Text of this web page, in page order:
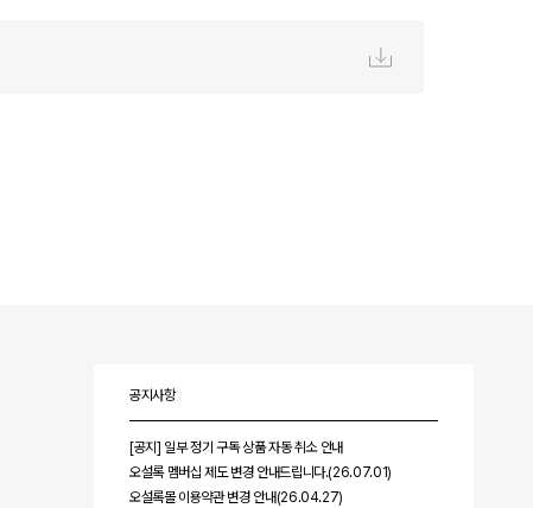
공지사항
[공지] 일부 정기 구독 상품 자동 취소 안내
오설록 멤버십 제도 변경 안내드립니다.(26.07.01)
오설록몰 이용약관 변경 안내(26.04.27)